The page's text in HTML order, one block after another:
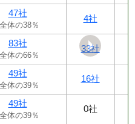
47社
全体の38％
4社
83社
全体の66％
33社
49社
全体の39％
16社
49社
全体の39％
0社